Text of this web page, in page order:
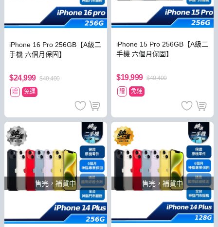
iPhone 16 Pro 256GB【A級二
手機 六個月保固】
$24,999 $40,400
贈
免運
iPhone 15 Pro 256GB【A級二
手機 六個月保固】
$19,999 $40,400
贈
免運
售完，補貨中 售完，補貨中